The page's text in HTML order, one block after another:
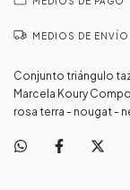
MEDIOS DE ENVÍO
Conjunto triángulo
Marcela Koury
rosa terra - nougat -